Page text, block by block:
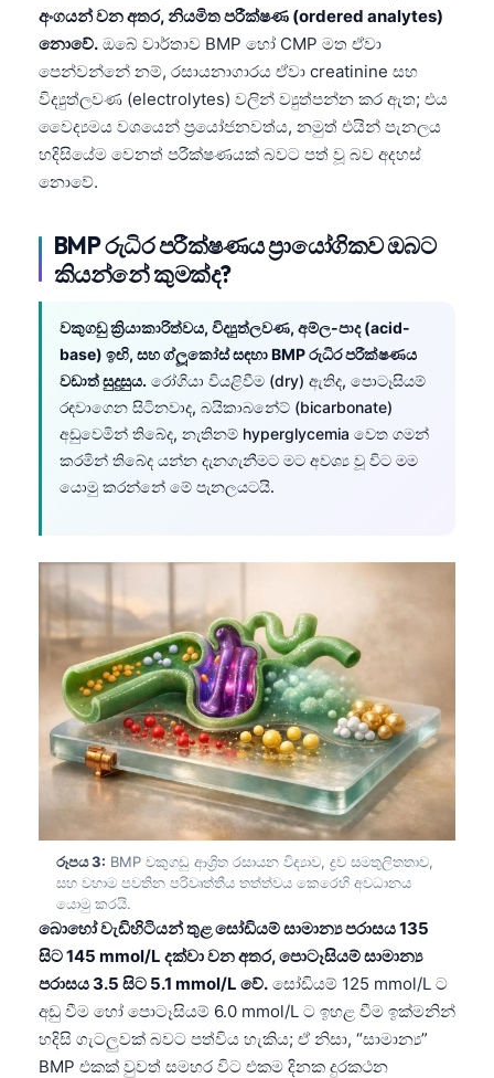
අංගයන් වන අතර, නියමිත පරීක්ෂණ (ordered analytes)
නොවේ. ඔබේ වාර්තාව BMP හෝ CMP මත ඒවා
පෙන්වන්නේ නම්, රසායනාගාරය ඒවා creatinine සහ
විද්‍යුත්ලවණ (electrolytes) වලින් ව්‍යුත්පන්න කර ඇත; එය
වෛද්‍යමය වශයෙන් ප්‍රයෝජනවත්ය, නමුත් එයින් පැනලය
හදිසියේම වෙනත් පරීක්ෂණයක් බවට පත් වූ බව අදහස්
නොවේ.
BMP රුධිර පරීක්ෂණය ප්‍රායෝගිකව ඔබට
කියන්නේ කුමක්ද?
වකුගඩු ක්‍රියාකාරිත්වය, විද්‍යුත්ලවණ, අම්ල-පාද (acid-
base) ඉඟි, සහ ග්ලූකෝස් සඳහා BMP රුධිර පරීක්ෂණය
වඩාත් සුදුසුය. රෝගියා වියළිවීම (dry) ඇතිද, පොටෑසියම්
රඳවාගෙන සිටිනවාද, බයිකාබනේට් (bicarbonate)
අඩුවෙමින් තිබේද, නැතිනම් hyperglycemia වෙත ගමන්
කරමින් තිබේද යන්න දැනගැනීමට මට අවශ්‍ය වූ විට මම
යොමු කරන්නේ මේ පැනලයටයි.
රූපය 3: BMP වකුගඩු ආශ්‍රිත රසායන විද්‍යාව, ද්‍රව සමතුලිතතාව,
සහ වහාම පවතින පරිවෘත්තීය තත්ත්වය කෙරෙහි අවධානය
යොමු කරයි.
බොහෝ වැඩිහිටියන් තුළ සෝඩියම් සාමාන්‍ය පරාසය 135
සිට 145 mmol/L දක්වා වන අතර, පොටෑසියම් සාමාන්‍ය
පරාසය 3.5 සිට 5.1 mmol/L වේ. සෝඩියම් 125 mmol/L ට
අඩු වීම හෝ පොටෑසියම් 6.0 mmol/L ට ඉහළ වීම ඉක්මනින්
හදිසි ගැටලුවක් බවට පත්විය හැකිය; ඒ නිසා, “සාමාන්‍ය”
BMP එකක් වුවත් සමහර විට එකම දිනක දුරකථන